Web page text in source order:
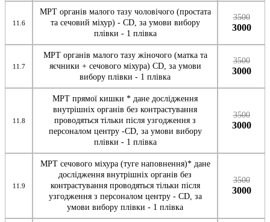
11.6
МРТ органів малого тазу чоловічого (простата
та сечовий міхур) - CD, за умови вибору
плівки - 1 плівка
3500
3000
11.7
МРТ органів малого тазу жіночого (матка та
яєчники + сечового міхура) CD, за умови
вибору плівки - 1 плівка
3500
3000
11.8
МРТ прямої кишки * дане дослідження
внутрішніх органів без контрастування
проводяться тільки після узгодження з
персоналом центру -CD, за умови вибору
плівки - 1 плівка
3500
3000
11.9
МРТ сечового міхура (туге наповнення)* дане
дослідження внутрішніх органів без
контрастування проводяться тільки після
узгодження з персоналом центру - CD, за
умови вибору плівки - 1 плівка
3500
3000